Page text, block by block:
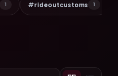
1 #rideoutcustoms 1